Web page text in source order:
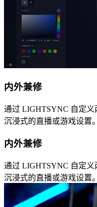
内外兼修
通过 LIGHTSYNC 自定
沉浸式的直播或游戏设置。
内外兼修
通过 LIGHTSYNC 自定
沉浸式的直播或游戏设置。